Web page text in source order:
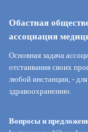
Обастная
ассоциация
Основная задача
отстаивания своих
любой инстанции, -
здравоохранению.
Вопросы и